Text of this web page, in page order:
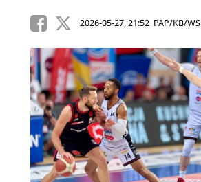
2026-05-27, 21:52 PAP/KB/WS